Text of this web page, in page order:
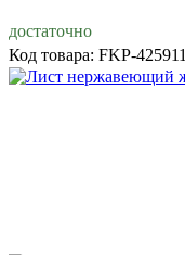
достаточно
Код товара: FKP-425911